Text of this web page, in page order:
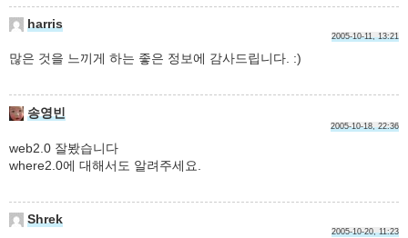
harris
2005-10-11, 13:21
많은 것을 느끼게 하는 좋은 정보에 감사드립니다. :)
송영빈
2005-10-18, 22:36
web2.0 잘봤습니다
where2.0에 대해서도 알려주세요.
Shrek
2005-10-20, 11:23